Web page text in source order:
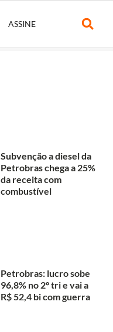
ASSINE
Subvenção a diesel da
Petrobras chega a 25%
da receita com
combustível
Petrobras: lucro sobe
96,8% no 2º tri e vai a
R$ 52,4 bi com guerra